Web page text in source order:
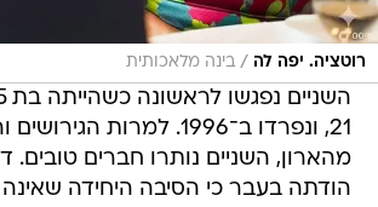
רוטציה. יפה לה / בינה מלאכותית
21, ונפרדו ב־1996. למרות
מהארון, השניים נותרו חברים
הודתה בעבר כי הסיבה היחידה שאינה